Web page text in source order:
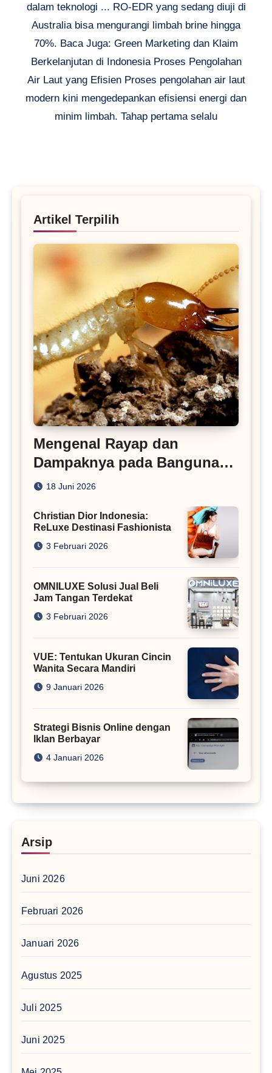
dalam teknologi ... RO-EDR yang sedang diuji di
Australia bisa mengurangi limbah brine hingga
70%. Baca Juga: Green Marketing dan Klaim
Berkelanjutan di Indonesia Proses Pengolahan
Air Laut yang Efisien Proses pengolahan air laut
modern kini mengedepankan efisiensi energi dan
minim limbah. Tahap pertama selalu
Artikel Terpilih
Mengenal Rayap dan
Dampaknya pada Bangunan
Rumah
18 Juni 2026
Christian Dior Indonesia:
ReLuxe Destinasi Fashionista
3 Februari 2026
OMNILUXE Solusi Jual Beli
Jam Tangan Terdekat
3 Februari 2026
VUE: Tentukan Ukuran Cincin
Wanita Secara Mandiri
9 Januari 2026
Strategi Bisnis Online dengan
Iklan Berbayar
4 Januari 2026
Arsip
Juni 2026
Februari 2026
Januari 2026
Agustus 2025
Juli 2025
Juni 2025